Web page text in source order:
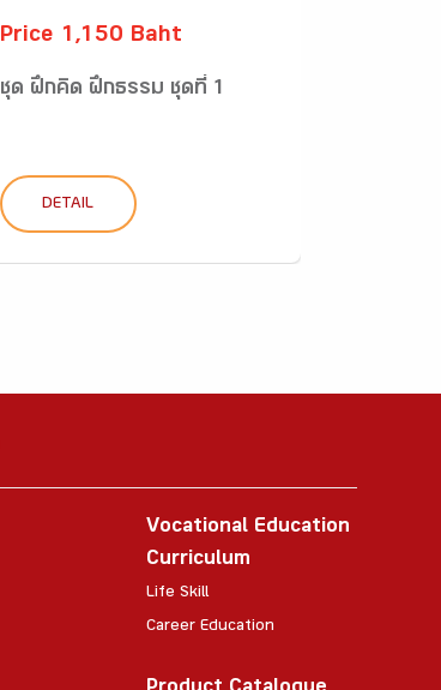
Price 1,150 Baht
ชุด ฝึกคิด ฝึกธรรม ชุดที่ 1
DETAIL
Vocational Education
Curriculum
Life Skill
Career Education